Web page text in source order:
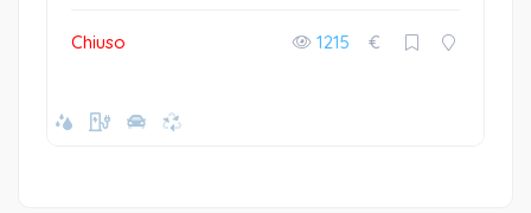
Chiuso 1215 €